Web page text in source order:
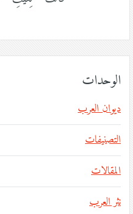
الوحدات
ديوان العرب
التصنيفات
المقالات
نثر العرب